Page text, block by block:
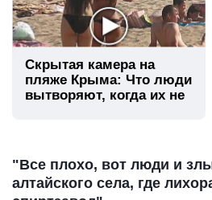
Скрытая камера на
пляже Крыма: Что люди
вытворяют, когда их не
"Все плохо, вот люди и
алтайского села, где